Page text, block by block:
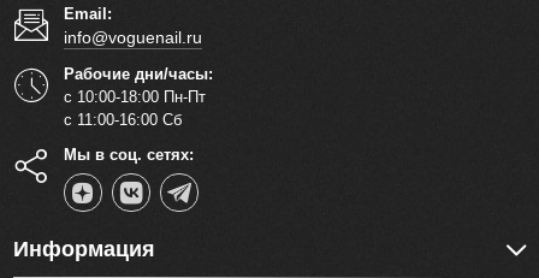
Email:
info@voguenail.ru
Рабочие дни/часы:
с 10:00-18:00 Пн-Пт
с 11:00-16:00 Сб
Мы в соц. сетях:
Информация